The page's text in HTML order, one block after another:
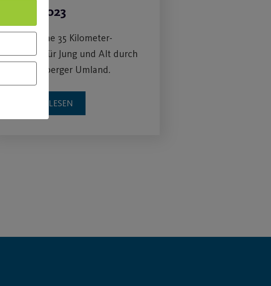
April 2023
Gemütliche 35 Kilometer-
Radtour für Jung und Alt durch
das Nürnberger Umland.
WEITERLESEN